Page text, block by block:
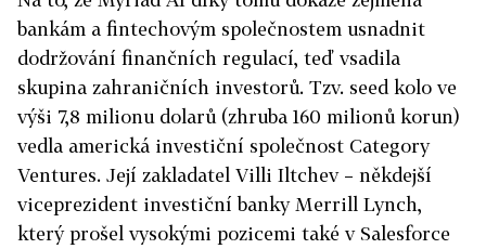
bankám a fintechovým společnostem usnadnit
dodržování finančních regulací, teď vsadila
skupina zahraničních investorů. Tzv. seed kolo ve
výši 7,8 milionu dolarů (zhruba 160 milionů korun)
vedla americká investiční společnost Category
Ventures. Její zakladatel Villi Iltchev – někdejší
viceprezident investiční banky Merrill Lynch,
který prošel vysokými pozicemi také v Salesforce